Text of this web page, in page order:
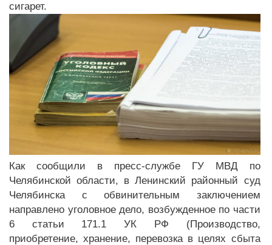
сигарет.
Как сообщили в пресс-службе ГУ МВД по
Челябинской области, в Ленинский районный суд
Челябинска с обвинительным заключением
направлено уголовное дело, возбужденное по части
6 статьи 171.1 УК РФ (Производство,
приобретение, хранение, перевозка в целях сбыта